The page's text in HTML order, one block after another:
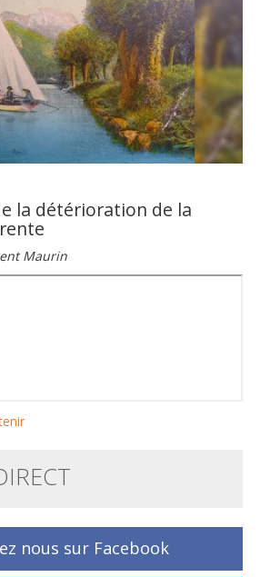
la détérioration de la
Maurin
nous sur Facebook